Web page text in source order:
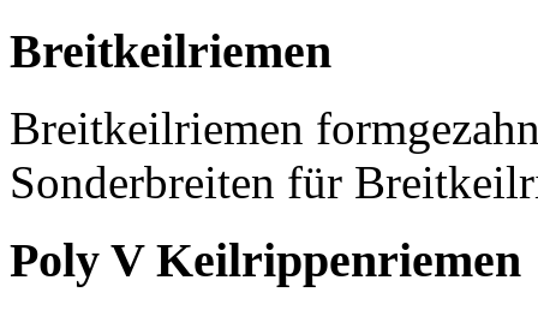
Breitkeilriemen
Breitkeilriemen
Sonderbreiten für
Poly V Keilrippenriemen